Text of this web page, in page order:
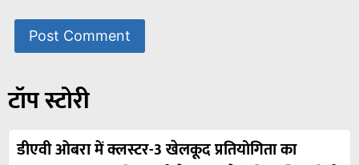
टॉप स्टोरी
डीएवी ओबरा में क्लस्टर-3 खेलकूद प्रतियोगिता का